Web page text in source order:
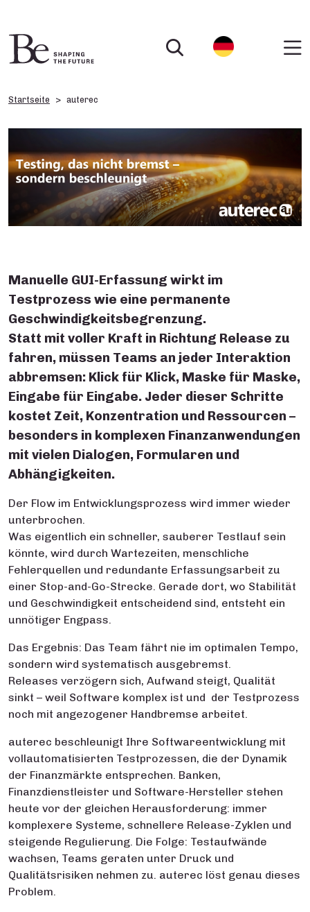
Startseite auterec
Manuelle GUI-Erfassung wirkt im
Testprozess wie eine permanente
Geschwindigkeitsbegrenzung.
Statt mit voller Kraft in Richtung Release zu
fahren, müssen Teams an jeder Interaktion
abbremsen: Klick für Klick, Maske für Maske,
Eingabe für Eingabe. Jeder dieser Schritte
kostet Zeit, Konzentration und Ressourcen –
besonders in komplexen Finanzanwendungen
mit vielen Dialogen, Formularen und
Abhängigkeiten.
Der Flow im Entwicklungsprozess wird immer wieder
unterbrochen.
Was eigentlich ein schneller, sauberer Testlauf sein
könnte, wird durch Wartezeiten, menschliche
Fehlerquellen und redundante Erfassungsarbeit zu
einer Stop-and-Go-Strecke. Gerade dort, wo Stabilität
und Geschwindigkeit entscheidend sind, entsteht ein
unnötiger Engpass.
Das Ergebnis: Das Team fährt nie im optimalen Tempo,
sondern wird systematisch ausgebremst.
Releases verzögern sich, Aufwand steigt, Qualität
sinkt – weil Software komplex ist und der Testprozess
noch mit angezogener Handbremse arbeitet.
auterec beschleunigt Ihre Softwareentwicklung mit
vollautomatisierten Testprozessen, die der Dynamik
der Finanzmärkte entsprechen. Banken,
Finanzdienstleister und Software-Hersteller stehen
heute vor der gleichen Herausforderung: immer
komplexere Systeme, schnellere Release-Zyklen und
steigende Regulierung. Die Folge: Testaufwände
wachsen, Teams geraten unter Druck und
Qualitätsrisiken nehmen zu. auterec löst genau dieses
Problem.